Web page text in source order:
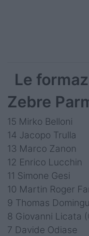
Le
Zebre
15 Mirko Belloni
14 Jacopo Trulla
13 Marco Zanon
12 Enrico Lucchin
11 Simone Gesi
10 Martin Roger
9 Thomas
8 Giovanni Licata
7 Davide Odiase